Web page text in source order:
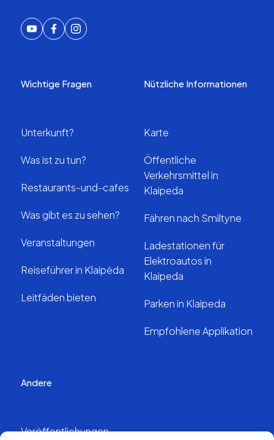
Wichtige Fragen
Unterkunft?
Was ist zu tun?
Restaurants-und-cafes
Was gibt es zu sehen?
Veranstaltungen
Reiseführer in Klaipėda
Leitfäden bieten
Nützliche Informationen
Karte
Öffentliche
Verkehrsmittel in
Klaipeda
Fähren nach Smiltyne
Ladestationen für
Elektroautos in
Klaipeda
Parken in Klaipeda
Empfohlene Applikation
Andere
Veröffentlichungen